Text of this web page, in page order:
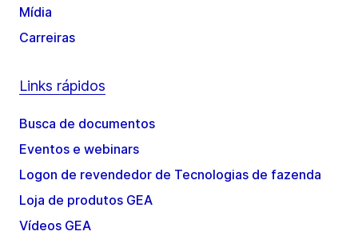
Mídia
Carreiras
Links rápidos
Busca de documentos
Eventos e webinars
Logon de revendedor de Tecnologias de fazenda
Loja de produtos GEA
Vídeos GEA